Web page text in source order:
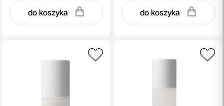
do koszyka do koszyka